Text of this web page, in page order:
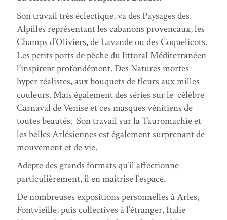
Son travail très éclectique, va des Paysages des
Alpilles représentant les cabanons provençaux, les
Champs d’Oliviers, de Lavande ou des Coquelicots.
Les petits ports de pêche du littoral Méditerranéen
l’inspirent profondément. Des Natures mortes
hyper réalistes, aux bouquets de fleurs aux milles
couleurs. Mais également des séries sur le célèbre
Carnaval de Venise et ces masques vénitiens de
toutes beautés. Son travail sur la Tauromachie et
les belles Arlésiennes est également surprenant de
mouvement et de vie.
Adepte des grands formats qu’il affectionne
particulièrement, il en maitrise l’espace.
De nombreuses expositions personnelles à Arles,
Fontvieille, puis collectives à l’étranger, Italie